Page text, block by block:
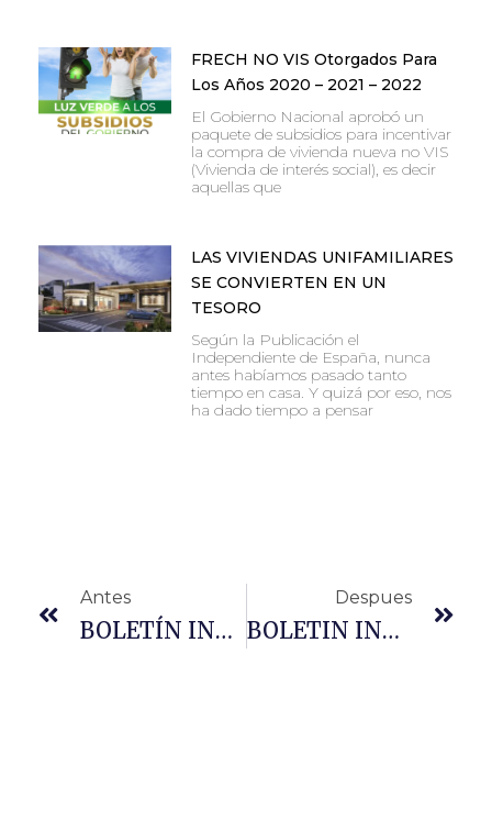
FRECH NO VIS Otorgados Para
Los Años 2020 – 2021 – 2022
El Gobierno Nacional aprobó un
paquete de subsidios para incentivar
la compra de vivienda nueva no VIS
(Vivienda de interés social), es decir
aquellas que
LAS VIVIENDAS UNIFAMILIARES
SE CONVIERTEN EN UN
TESORO
Según la Publicación el
Independiente de España, nunca
antes habíamos pasado tanto
tiempo en casa. Y quizá por eso, nos
ha dado tiempo a pensar
Antes
BOLETÍN INFORMATIVO AMBROXÍA CASA BOUTIQUE
Despues
BOLETIN INFORMATIVO PIONONO GREEN Y ART